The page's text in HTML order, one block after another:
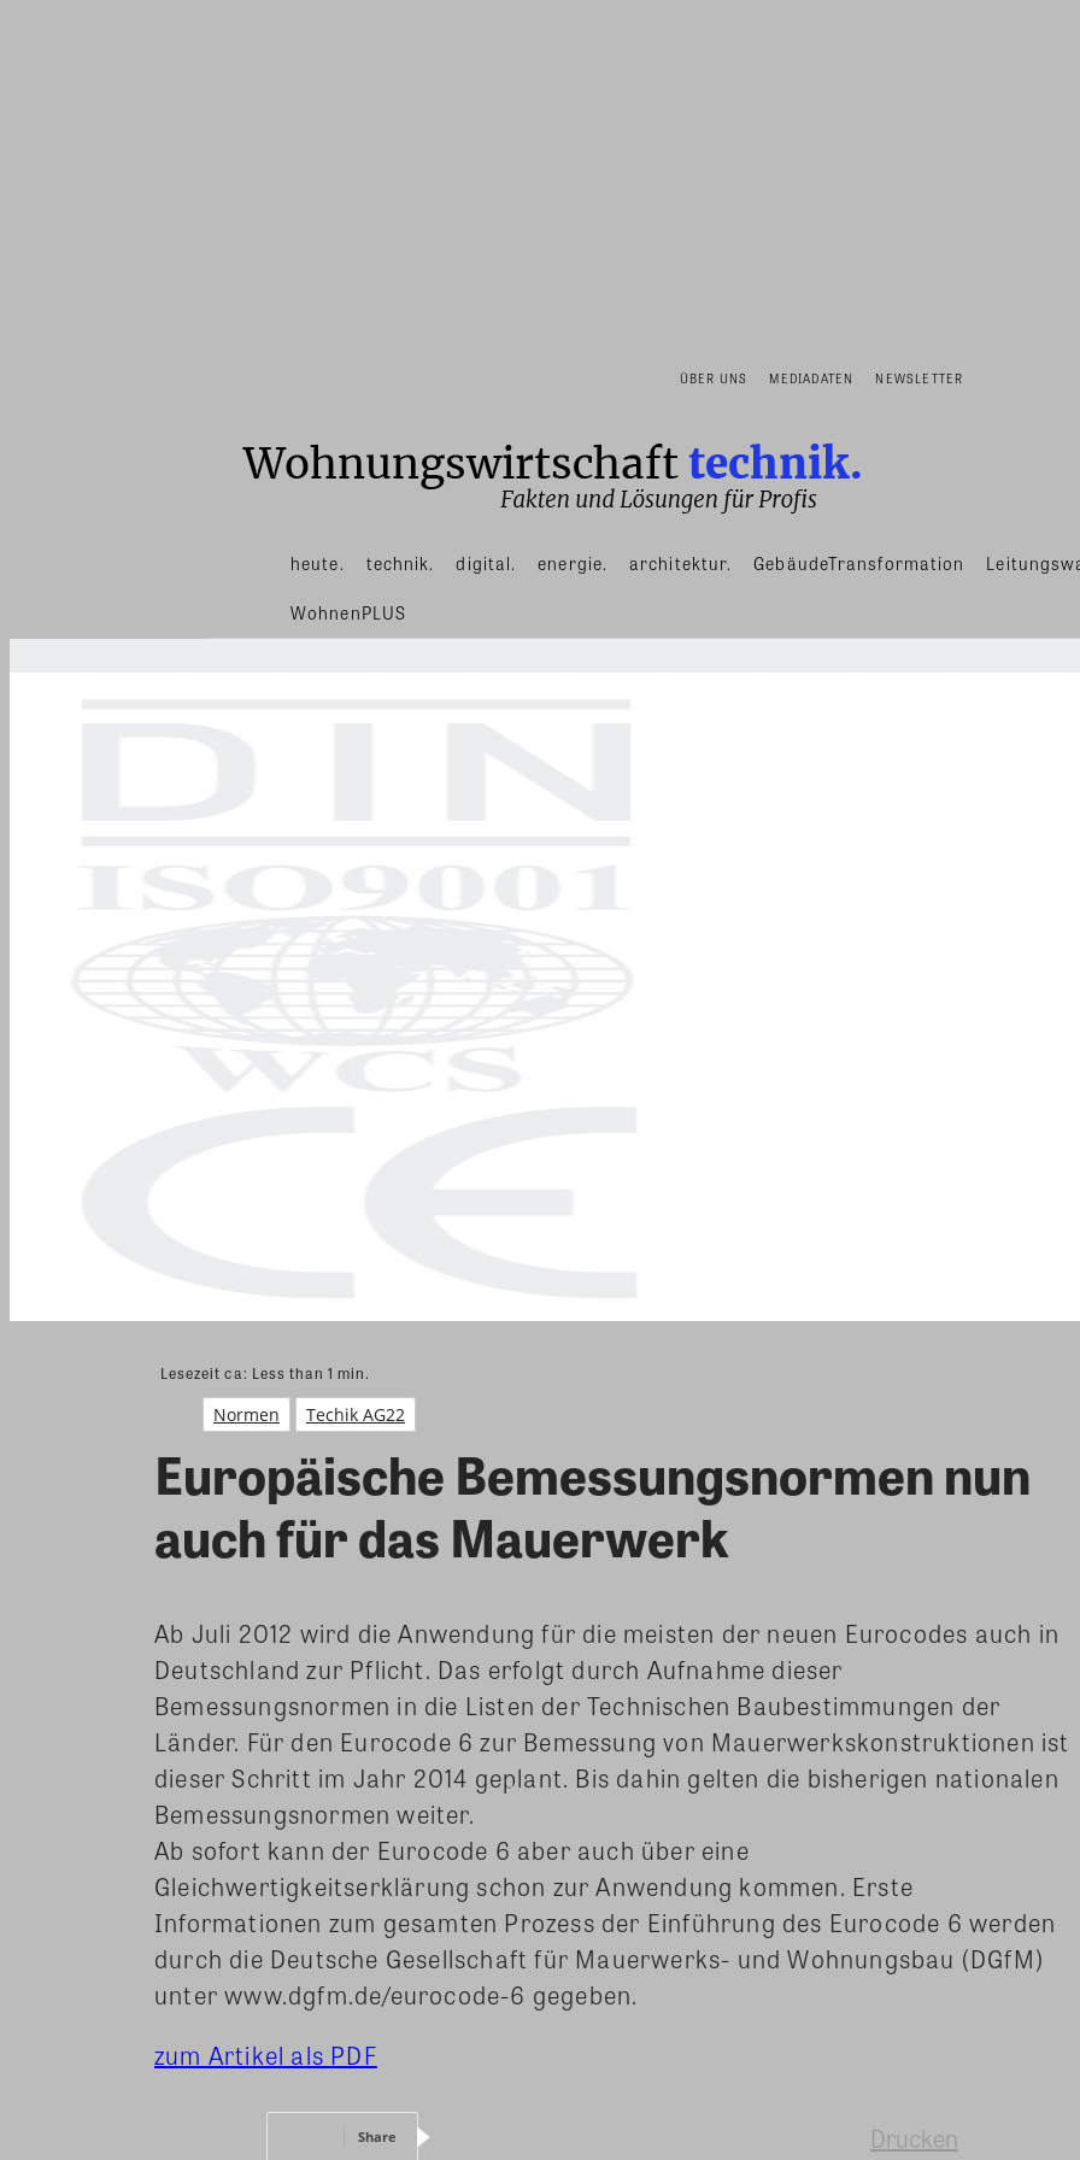
ÜBER UNS MEDIADATEN NEWSLETTER
heute. technik. digital. energie. architektur. GebäudeTransformation
WohnenPLUS
Lesezeit ca: Less than 1 min.
Normen Techik AG22
Europäische Bemessungsnormen nun
auch für das Mauerwerk
Ab Juli 2012 wird die Anwendung für die meisten der neuen Eurocodes auch in
Deutschland zur Pflicht. Das erfolgt durch Aufnahme dieser
Bemessungsnormen in die Listen der Technischen Baubestimmungen der
Länder. Für den Eurocode 6 zur Bemessung von Mauerwerkskonstruktionen ist
dieser Schritt im Jahr 2014 geplant. Bis dahin gelten die bisherigen nationalen
Bemessungsnormen weiter.
Ab sofort kann der Eurocode 6 aber auch über eine
Gleichwertigkeitserklärung schon zur Anwendung kommen. Erste
Informationen zum gesamten Prozess der Einführung des Eurocode 6 werden
durch die Deutsche Gesellschaft für Mauerwerks- und Wohnungsbau (DGfM)
unter www.dgfm.de/eurocode-6 gegeben.
zum Artikel als PDF
Share Drucken